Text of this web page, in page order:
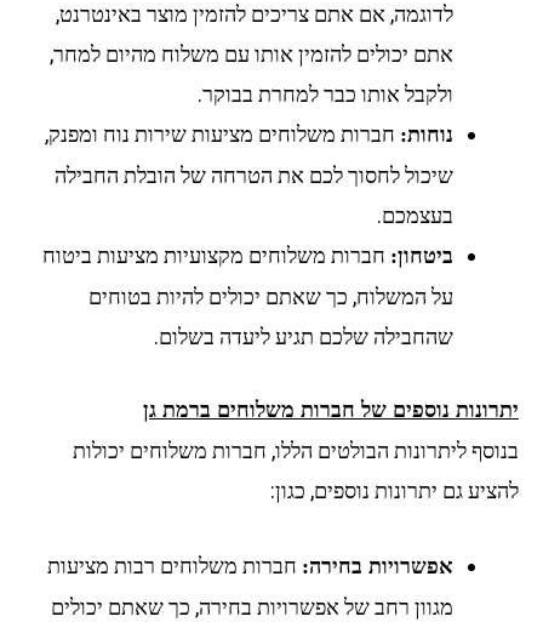
לדוגמה, אם אתם צריכים להזמין מוצר באינטרנט,
אתם יכולים להזמין אותו עם משלוח מהיום למחר,
ולקבל אותו כבר למחרת בבוקר.
נוחות:חברות משלוחים מציעות שירות נוח ומפנק,
שיכול לחסוך לכם את הטרחה של הובלת החבילה
בעצמכם.
ביטחון:חברות משלוחים מקצועיות מציעות ביטוח
על המשלוח, כך שאתם יכולים להיות בטוחים
שהחבילה שלכם תגיע ליעדה בשלום.
נוספים של חברות משלוחים ברמת גן
ליתרונות הבולטים הללו, חברות משלוחים יכולות
גם יתרונות נוספים, כגון:
אפשרויות בחירה:חברות משלוחים רבות מציעות
מגוון רחב של אפשרויות בחירה, כך שאתם יכולים